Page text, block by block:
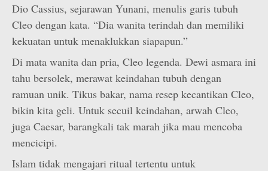
Dio Cassius, sejarawan Yunani, menulis garis tubuh
Cleo dengan kata. “Dia wanita terindah dan memiliki
kekuatan untuk menaklukkan siapapun.”
Di mata wanita dan pria, Cleo legenda. Dewi asmara ini
tahu bersolek, merawat keindahan tubuh dengan
ramuan unik. Tikus bakar, nama resep kecantikan Cleo,
bikin kita geli. Untuk secuil keindahan, arwah Cleo,
juga Caesar, barangkali tak marah jika mau mencoba
mencicipi.
Islam tidak mengajari ritual tertentu untuk